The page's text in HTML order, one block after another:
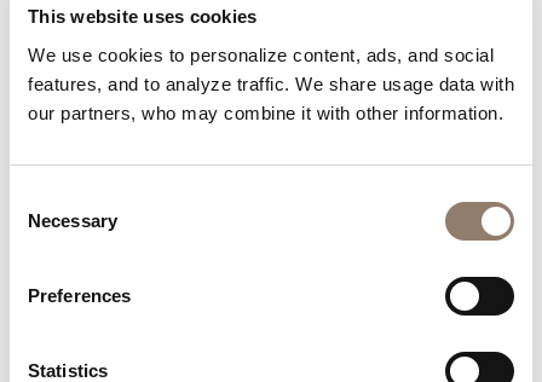
This website uses cookies
We use cookies to personalize content, ads, and social
features, and to analyze traffic. We share usage data with
our partners, who may combine it with other information.
Selection
Necessary
Preferences
Statistics
Lass dich von der Kreativität unserer Community
inspirieren.